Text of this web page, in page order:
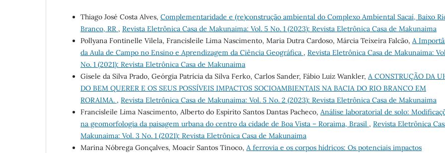
Thiago José Costa Alves, Complementaridade e (re)construção ambiental do Complexo Ambiental Sacaí, Baixo
Branco, RR , Revista Eletrônica Casa de Makunaima: Vol. 5 No. 1 (2023): Revista Eletrônica Casa de Makunaima
Pollyana Fontinelle Vilela, Francisleile Lima Nascimento, Maria Dutra Cardoso, Márcia Teixeira Falcão, A
da Aula de Campo no Ensino e Aprendizagem da Ciência Geográfica , Revista Eletrônica Casa de Makunaima:
No. 1 (2021): Revista Eletrônica Casa de Makunaima
Gisele da Silva Prado, Geórgia Patrícia da Silva Ferko, Carlos Sander, Fábio Luiz Wankler, A CONSTRUÇÃO DA
DO BEM QUERER E OS SEUS POSSÍVEIS IMPACTOS SOCIOAMBIENTAIS NA BACIA DO RIO BRANCO EM
RORAIMA. , Revista Eletrônica Casa de Makunaima: Vol. 5 No. 2 (2023): Revista Eletrônica Casa de Makunaima
Francisleile Lima Nascimento, Alberto do Espirito Santos Dantas Pacheco, Análise laboratorial de solo:
na geomorfologia da paisagem urbana do centro da cidade de Boa Vista – Roraima, Brasil , Revista Eletrônica
Makunaima: Vol. 3 No. 1 (2021): Revista Eletrônica Casa de Makunaima
Marina Nóbrega Gonçalves, Moacir Santos Tinoco, A ferrovia e os corpos hídricos: Os potenciais impactos